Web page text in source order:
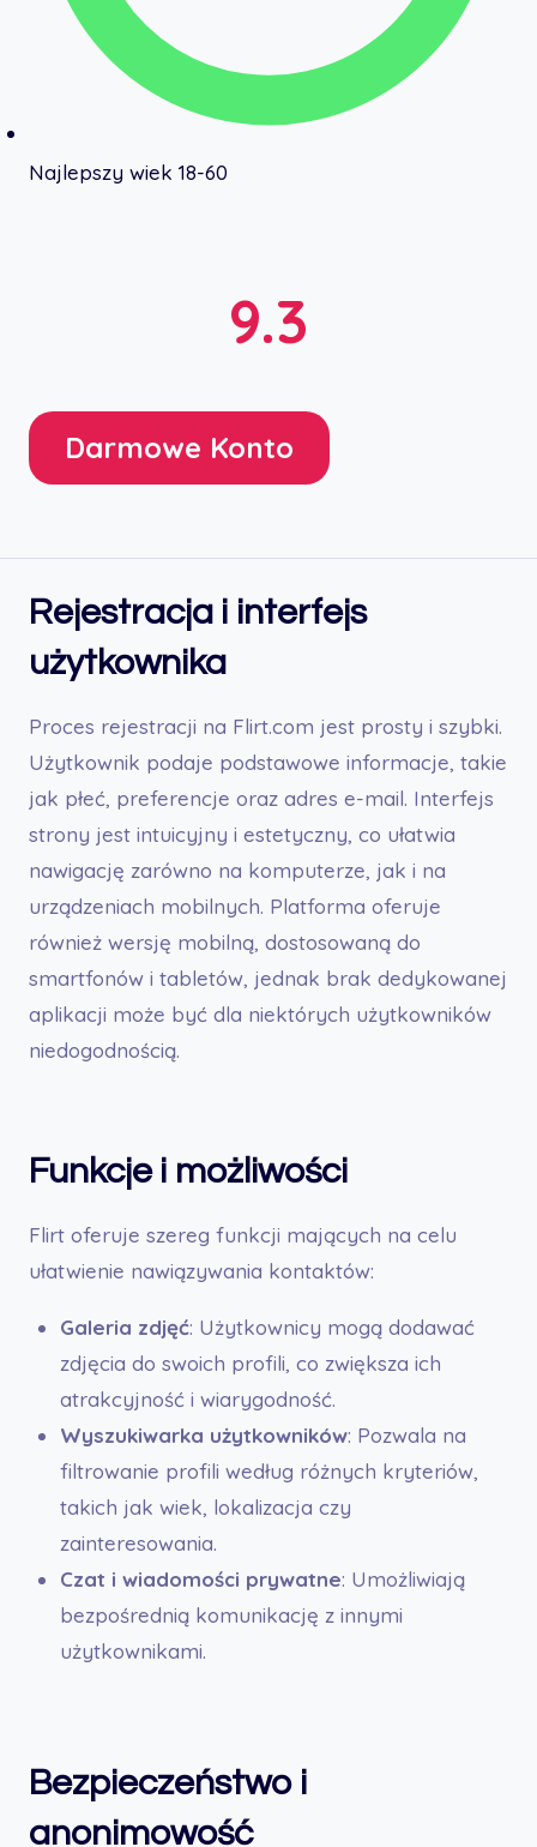
Najlepszy wiek 18-60
9.3
Darmowe Konto
Rejestracja i interfejs
użytkownika
Proces rejestracji na Flirt.com jest prosty i szybki.
Użytkownik podaje podstawowe informacje, takie
jak płeć, preferencje oraz adres e-mail. Interfejs
strony jest intuicyjny i estetyczny, co ułatwia
nawigację zarówno na komputerze, jak i na
urządzeniach mobilnych. Platforma oferuje
również wersję mobilną, dostosowaną do
smartfonów i tabletów, jednak brak dedykowanej
aplikacji może być dla niektórych użytkowników
niedogodnością.
Funkcje i możliwości
Flirt oferuje szereg funkcji mających na celu
ułatwienie nawiązywania kontaktów:
Galeria zdjęć: Użytkownicy mogą dodawać
zdjęcia do swoich profili, co zwiększa ich
atrakcyjność i wiarygodność.
Wyszukiwarka użytkowników: Pozwala na
filtrowanie profili według różnych kryteriów,
takich jak wiek, lokalizacja czy
zainteresowania.
Czat i wiadomości prywatne: Umożliwiają
bezpośrednią komunikację z innymi
użytkownikami.
Bezpieczeństwo i
anonimowość